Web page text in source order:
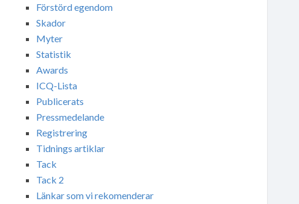
Förstörd egendom
Skador
Myter
Statistik
Awards
ICQ-Lista
Publicerats
Pressmedelande
Registrering
Tidnings artiklar
Tack
Tack 2
Länkar som vi rekomenderar